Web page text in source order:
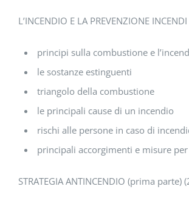
L’INCENDIO E LA PREVENZIONE
principi sulla combustione e
le sostanze estinguenti
triangolo della combustione
le principali cause di un incendio
rischi alle persone in caso di
principali accorgimenti e misure
STRATEGIA ANTINCENDIO (prima parte)